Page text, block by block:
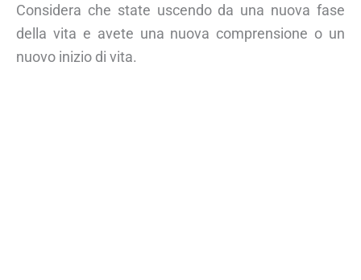
Considera che state uscendo da una nuova fase
della vita e avete una nuova comprensione o un
nuovo inizio di vita.